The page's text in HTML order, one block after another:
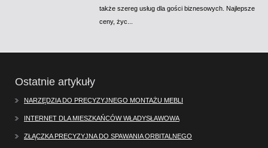
także szereg usług dla gości biznesowych. Najlepsze
ceny, życ...
Ostatnie artykuły
NARZĘDZIA DO PRECYZYJNEGO MONTAŻU MEBLI
INTERNET DLA MIESZKAŃCÓW WŁADYSŁAWOWA
ZŁĄCZKA PRECYZYJNA DO SPAWANIA ORBITALNEGO